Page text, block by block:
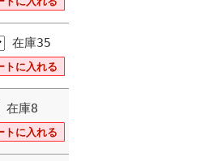
在庫35
在庫8